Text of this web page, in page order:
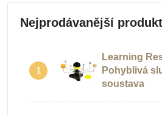
Nejprodávanější
1
Learning
Pohyblivá
soustava